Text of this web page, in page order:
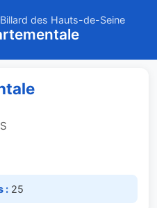
des Hauts-de-Seine
: 25